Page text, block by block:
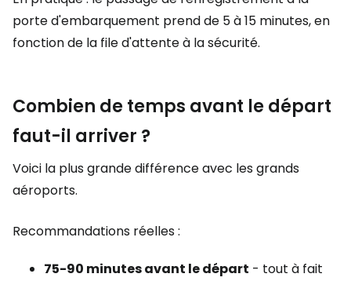
porte d'embarquement prend de 5 à 15 minutes, en
fonction de la file d'attente à la sécurité.
Combien de temps avant le départ
faut-il arriver ?
Voici la plus grande différence avec les grands
aéroports.
Recommandations réelles :
75-90 minutes avant le départ - tout à fait